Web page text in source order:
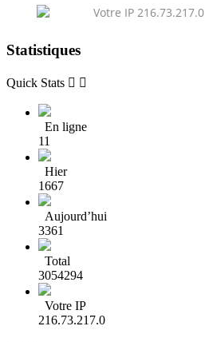
Votre IP 216.73.217.0
Statistiques
Quick Stats  
En ligne
11
Hier
1667
Aujourd’hui
3361
Total
3054294
Votre IP
216.73.217.0